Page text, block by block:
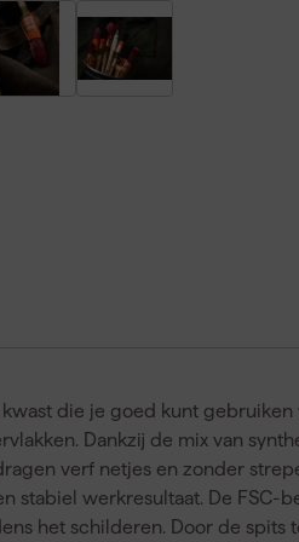
die je goed kunt gebruiken
Dankzij de mix van
verf netjes en zonder
stabiel werkresultaat. De FSC-
het schilderen. Door de spits